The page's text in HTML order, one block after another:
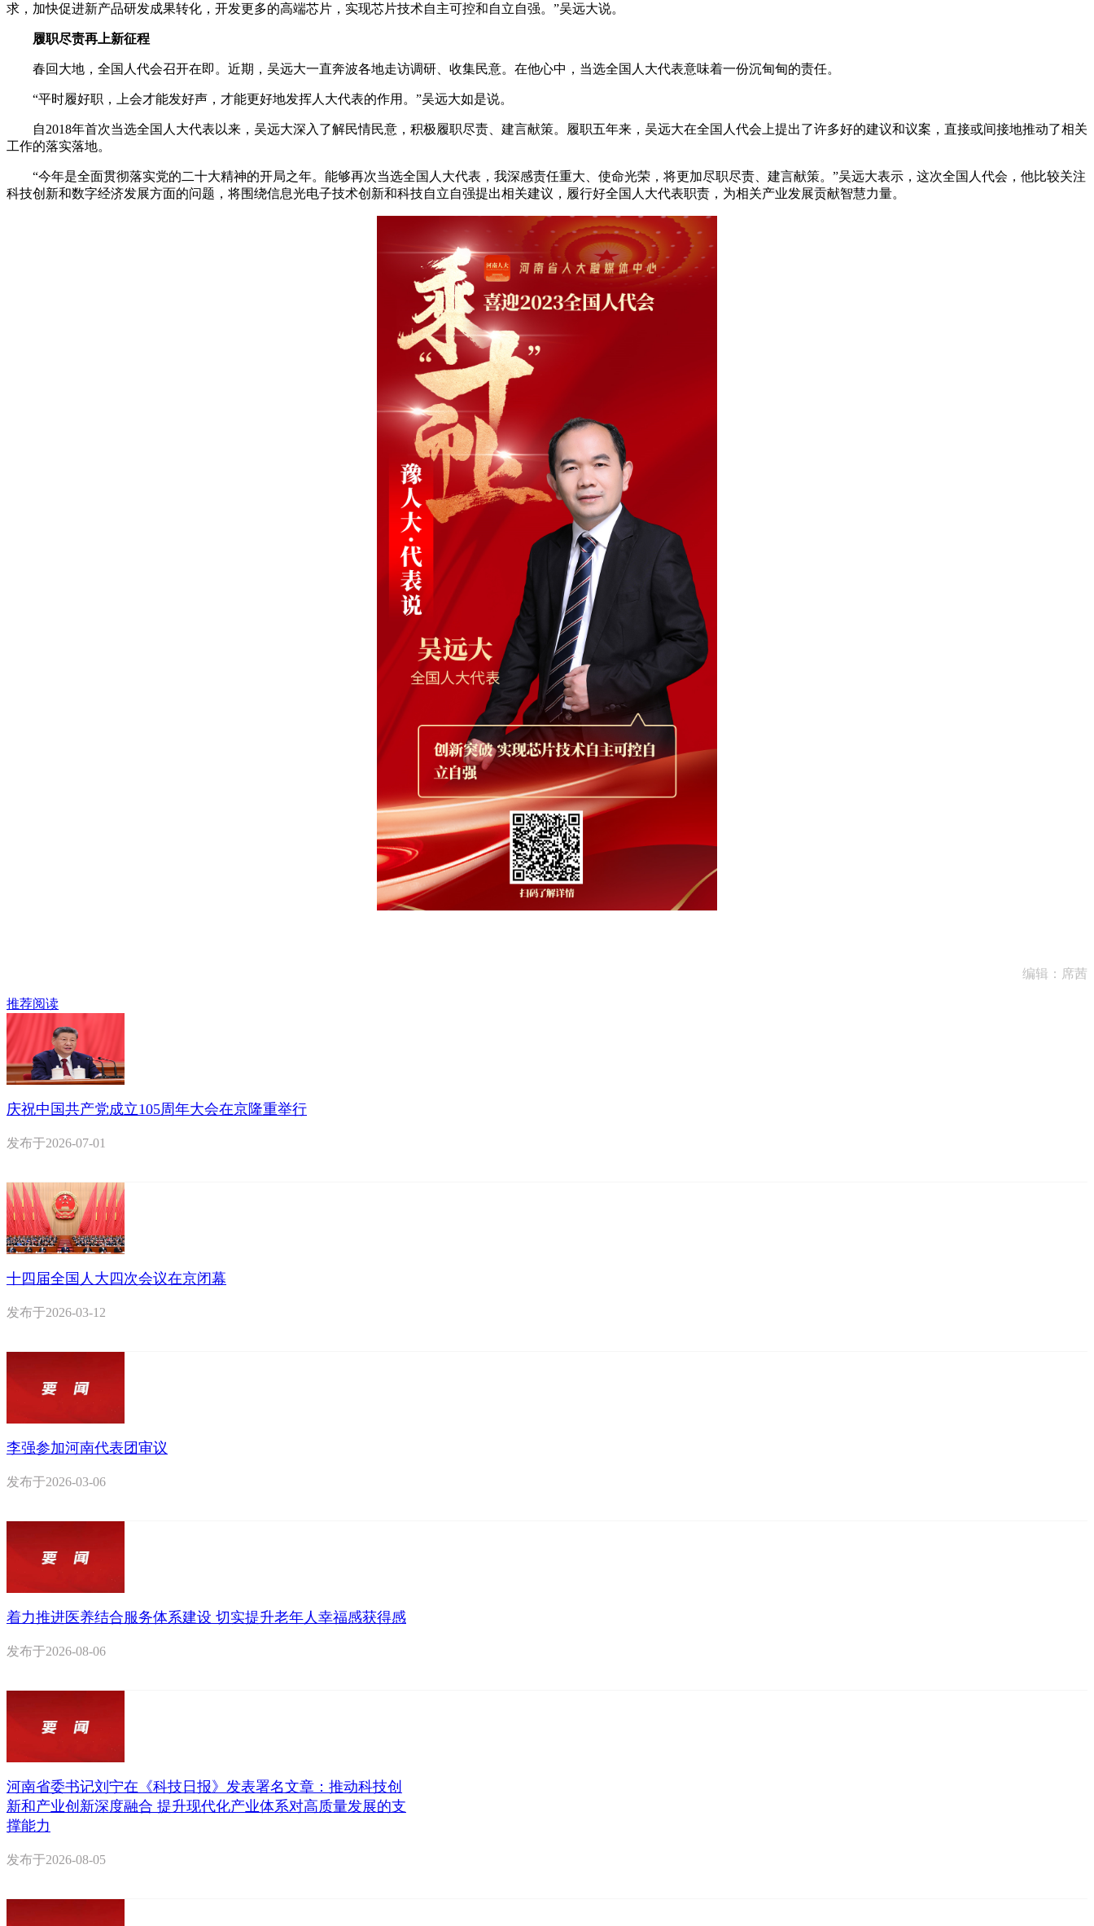
求，加快促进新产品研发成果转化，开发更多的高端芯片，实现芯片技术自主可控和自立自强。”吴远大说。
履职尽责再上新征程
春回大地，全国人代会召开在即。近期，吴远大一直奔波各地走访调研、收集民意。在他心中，当选全国人大代表意味着一份沉甸甸的责任。
“平时履好职，上会才能发好声，才能更好地发挥人大代表的作用。”吴远大如是说。
自2018年首次当选全国人大代表以来，吴远大深入了解民情民意，积极履职尽责、建言献策。履职五年来，吴远大在全国人代会上提出了许多好的建议和议案，直接或间接地推动了相关
工作的落实落地。
“今年是全面贯彻落实党的二十大精神的开局之年。能够再次当选全国人大代表，我深感责任重大、使命光荣，将更加尽职尽责、建言献策。”吴远大表示，这次全国人代会，他比较关注
科技创新和数字经济发展方面的问题，将围绕信息光电子技术创新和科技自立自强提出相关建议，履行好全国人大代表职责，为相关产业发展贡献智慧力量。
编辑：席茜
推荐阅读
庆祝中国共产党成立105周年大会在京隆重举行
发布于2026-07-01
十四届全国人大四次会议在京闭幕
发布于2026-03-12
李强参加河南代表团审议
发布于2026-03-06
着力推进医养结合服务体系建设 切实提升老年人幸福感获得感
发布于2026-08-06
河南省委书记刘宁在《科技日报》发表署名文章：推动科技创
新和产业创新深度融合 提升现代化产业体系对高质量发展的支
撑能力
发布于2026-08-05